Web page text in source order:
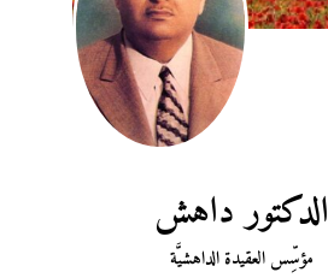
الدكتور داهش
مؤسِّس العقيدة الداهشيَّة